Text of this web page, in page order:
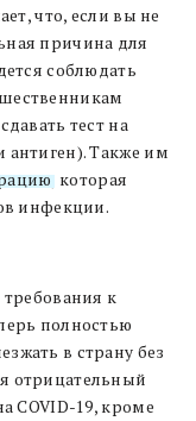
что, если вы не
причина для
соблюдать
тест на
Также им
, которая
инфекции.
к
полностью
в страну без
отрицательный
COVID-19, кроме